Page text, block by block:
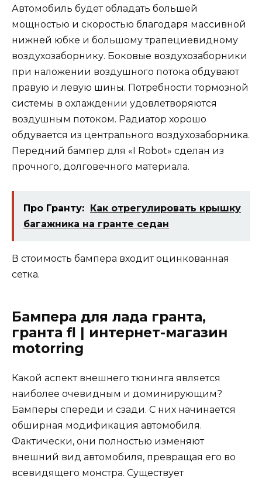
Автомобиль будет обладать большей
мощностью и скоростью благодаря массивной
нижней юбке и большому трапециевидному
воздухозаборнику. Боковые воздухозаборники
при наложении воздушного потока обдувают
правую и левую шины. Потребности тормозной
системы в охлаждении удовлетворяются
воздушным потоком. Радиатор хорошо
обдувается из центрального воздухозаборника.
Передний бампер для «I Robot» сделан из
прочного, долговечного материала.
Про Гранту: Как отрегулировать крышку
багажника на гранте седан
В стоимость бампера входит оцинкованная
сетка.
Бампера для лада гранта,
гранта fl | интернет-магазин
motorring
Какой аспект внешнего тюнинга является
наиболее очевидным и доминирующим?
Бамперы спереди и сзади. С них начинается
обширная модификация автомобиля.
Фактически, они полностью изменяют
внешний вид автомобиля, превращая его во
всевидящего монстра. Существует